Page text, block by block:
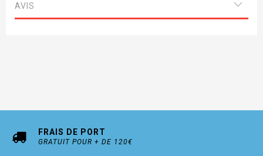
AVIS
FRAIS DE PORT
GRATUIT POUR + DE 120€